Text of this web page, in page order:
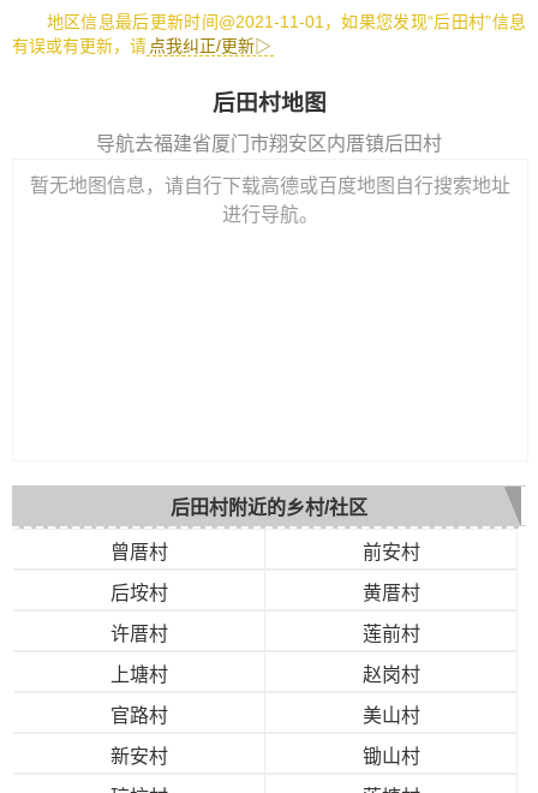
地区信息最后更新时间@2021-11-01，如果您发现“后田村”信息
有误或有更新，请 点我纠正/更新▷
后田村地图
导航去福建省厦门市翔安区内厝镇后田村
暂无地图信息，请自行下载高德或百度地图自行搜索地址
进行导航。
后田村附近的乡村/社区
曾厝村
前安村
后垵村
黄厝村
许厝村
莲前村
上塘村
赵岗村
官路村
美山村
新安村
锄山村